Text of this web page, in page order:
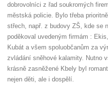
dobrovolníci z řad soukromých
městská policie. Bylo třeba
střech, např. z budovy ZŠ, kde se
poděkoval uvedeným firmám :
Kubát a všem spoluobčanům za
zvládání sněhové kalamity. Nutno
krásně zasněžené Kbely byl
nejen děti, ale i dospělí.